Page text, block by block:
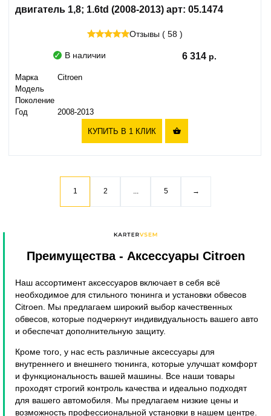
двигатель 1,8; 1.6td (2008-2013) арт: 05.1474
Отзывы ( 58 )
В наличии 6 314
Марка
Citroen
Модель
Поколение
Год
2008-2013
КУПИТЬ В 1 КЛИК 
1 2 ... 5 →
Преимущества- Аксессуары Citroen
Наш ассортимент аксессуаров включает в себя всё
необходимое для стильного тюнинга и установки обвесов
Citroen. Мы предлагаем широкий выбор качественных
обвесов, которые подчеркнут индивидуальность вашего авто
и обеспечат дополнительную защиту.
Кроме того, у нас есть различные аксессуары для
внутреннего и внешнего тюнинга, которые улучшат комфорт
и функциональность вашей машины. Все наши товары
проходят строгий контроль качества и идеально подходят
для вашего автомобиля. Мы предлагаем низкие цены и
возможность профессиональной установки в нашем центре.